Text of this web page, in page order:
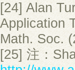
[24] Alan
Application
Math. Soc.
[25] 注：